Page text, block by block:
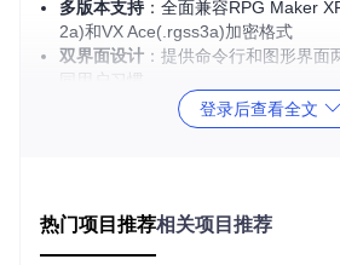
多版本支持 ：全面兼容RPG Maker
2a)和VX Ace(.rgss3a)加密格式
双界面设计 ：提供命令行和图形界面
同用户习惯
：基于.NET 6.0开发，支
快速上手：环境准备与安装步骤
登录后查看全文
热门项目推荐相关项目推荐